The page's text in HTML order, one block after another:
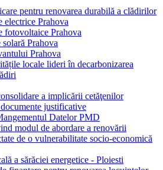
pentru renovarea durabilă a clădirilor
electrice Prahova
fotovoltaice Prahova
Prahova
Prahova
locale lideri în decarbonizarea
a implicării cetăţenilor
justificative
Datelor PMD
modul de abordare a renovării
de o vulnerabilitate socio-economică
a sărăciei energetice - Ploiesti